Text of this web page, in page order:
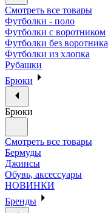
Смотреть все товары
Футболки - поло
Футболки с воротником
Футболки без воротника
Футболки из хлопка
Рубашки
Брюки
Брюки
Смотреть все товары
Бермуды
Джинсы
Обувь, аксессуары
НОВИНКИ
Бренды